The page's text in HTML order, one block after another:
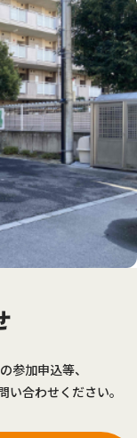
参加申込等、
合わせください。